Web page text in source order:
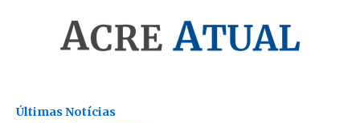
Últimas Notícias